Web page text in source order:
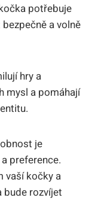
potřebuje
a volně
hry a
mysl a pomáhají
je
a preference.
vaší kočky a
bude rozvíjet